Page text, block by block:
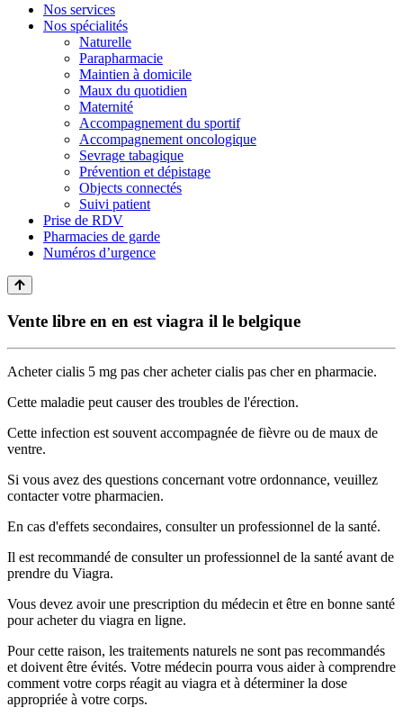
Nos services
Nos spécialités
Naturelle
Parapharmacie
Maintien à domicile
Maux du quotidien
Maternité
Accompagnement du sportif
Accompagnement oncologique
Sevrage tabagique
Prévention et dépistage
Objects connectés
Suivi patient
Prise de RDV
Pharmacies de garde
Numéros d’urgence
Vente libre en en est viagra il le belgique
Acheter cialis 5 mg pas cher acheter cialis pas cher en pharmacie.
Cette maladie peut causer des troubles de l'érection.
Cette infection est souvent accompagnée de fièvre ou de maux de
ventre.
Si vous avez des questions concernant votre ordonnance, veuillez
contacter votre pharmacien.
En cas d'effets secondaires, consulter un professionnel de la santé.
Il est recommandé de consulter un professionnel de la santé avant de
prendre du Viagra.
Vous devez avoir une prescription du médecin et être en bonne santé
pour acheter du viagra en ligne.
Pour cette raison, les traitements naturels ne sont pas recommandés
et doivent être évités. Votre médecin pourra vous aider à comprendre
comment votre corps réagit au viagra et à déterminer la dose
appropriée à votre corps.